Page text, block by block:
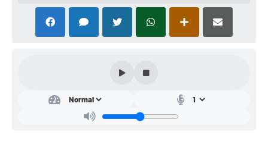
PCA (Planos de Contratações Anuais)